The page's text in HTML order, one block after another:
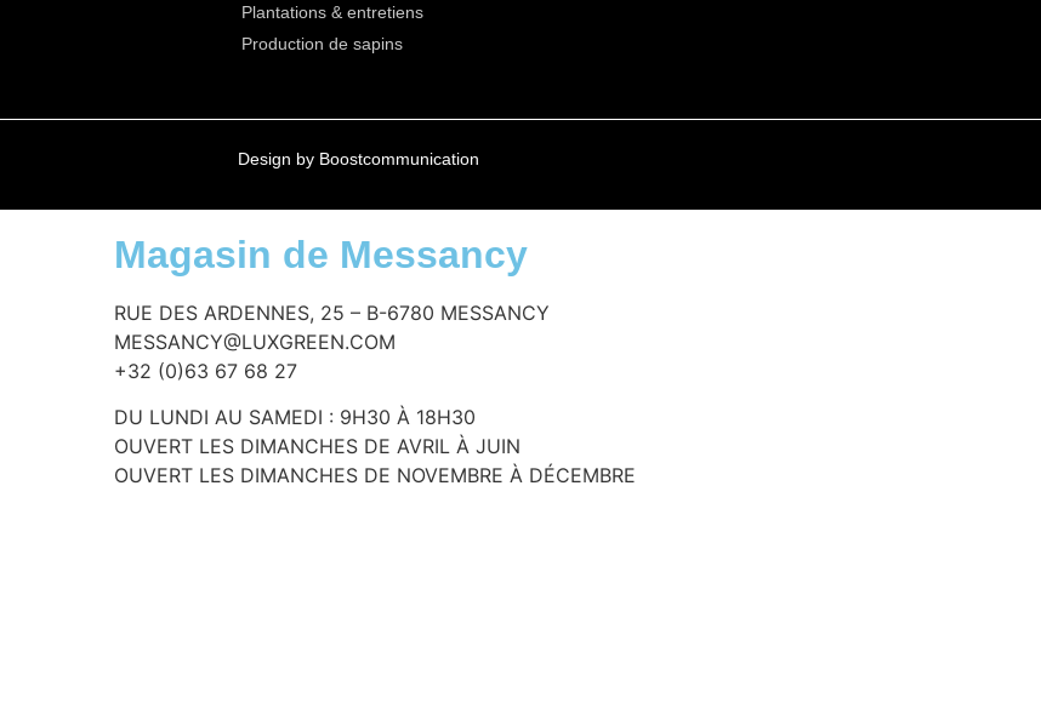
Plantations & entretiens
Production de sapins
Design by Boostcommunication
Magasin de Messancy
RUE DES ARDENNES, 25 – B-6780 MESSANCY
MESSANCY@LUXGREEN.COM
+32 (0)63 67 68 27
DU LUNDI AU SAMEDI : 9H30 À 18H30
OUVERT LES DIMANCHES DE AVRIL À JUIN
OUVERT LES DIMANCHES DE NOVEMBRE À DÉCEMBRE